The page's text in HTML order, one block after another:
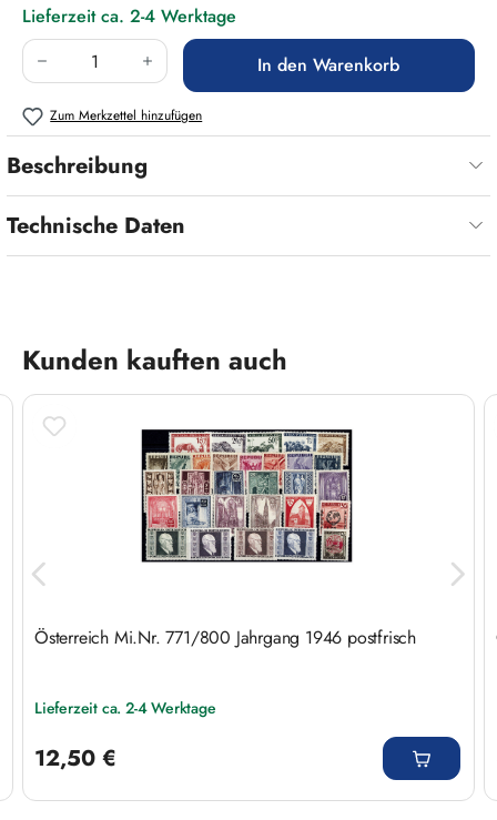
Lieferzeit ca. 2-4 Werktage
Produkt Anzahl: Gib den gewünschten Wert
In den Warenkorb
Zum Merkzettel hinzufügen
Beschreibung
Technische Daten
Produktgalerie überspringen
Kunden kauften auch
Österreich Mi.Nr. 771/800 Jahrgang 1946 postfrisch
Lieferzeit ca. 2-4 Werktage
12,50 €